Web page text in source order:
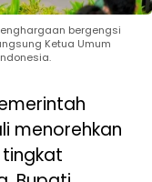
bergengsi
Ketua Umum
menorehkan